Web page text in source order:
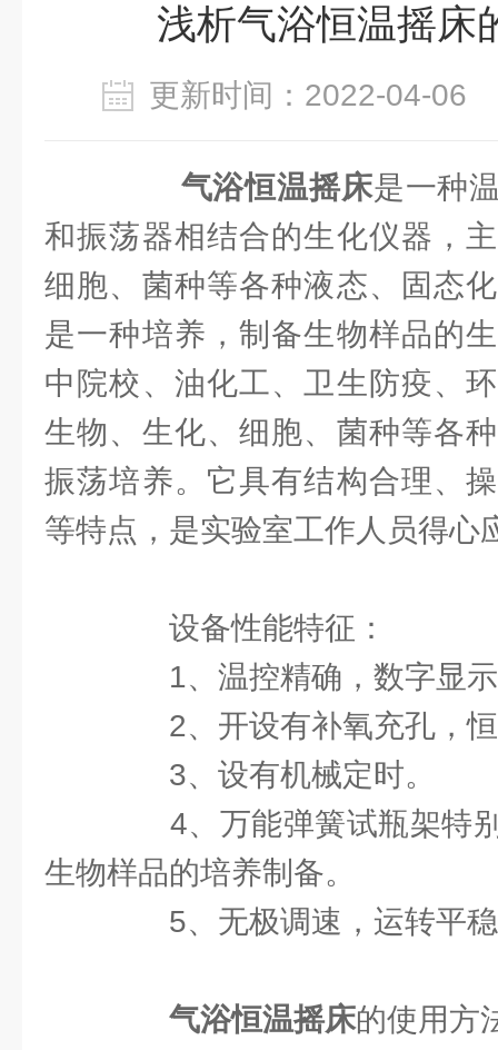
浅析气浴恒温摇床
更新时间：2022-04-
气浴恒温摇床是一种
和振荡器相结合的生化仪器，
细胞、菌种等各种液态、固态
是一种培养，制备生物样品的
中院校、油化工、卫生防疫、
生物、生化、细胞、菌种等各
振荡培养。它具有结构合理、
等特点，是实验室工作人员得心
设备性能特征：
1、温控精确，数字显
2、开设有补氧充孔，恒
3、设有机械定时。
4、万能弹簧试瓶架特别
生物样品的培养制备。
5、无极调速，运转平稳
气浴恒温摇床的使用方